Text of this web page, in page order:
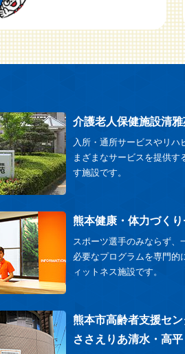
介護老人保健施設清雅
入所・通所サービスやリハ
まざまなサービスを提供す
す施設です。
熊本健康・体力づく
スポーツ選手のみならず、
必要なプログラムを専門的
ィットネス施設です。
熊本市高齢者支援セ
ささえりあ清水・高平